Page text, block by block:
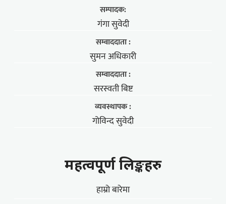
सम्पादक:
गंगा सुवेदी
सम्वाददाता :
सुमन अधिकारी
सम्वाददाता :
सरस्वती बिष्ट
व्यवस्थापक :
गोविन्द सुवेदी
महत्वपूर्ण लिङ्कहरु
हाम्राे बारेमा